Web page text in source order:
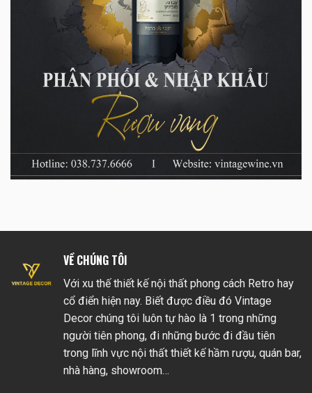
VỀ CHÚNG TÔI
Với xu thế thiết kế nội thất phong cách Retro hay
cổ điển hiện nay. Biết được điều đó Vintage
Decor chúng tôi luôn tự hào là 1 trong những
người tiên phong, đi những bước đi đầu tiên
trong lĩnh vực nội thất thiết kế hầm rượu, quán bar,
nhà hàng, showroom…